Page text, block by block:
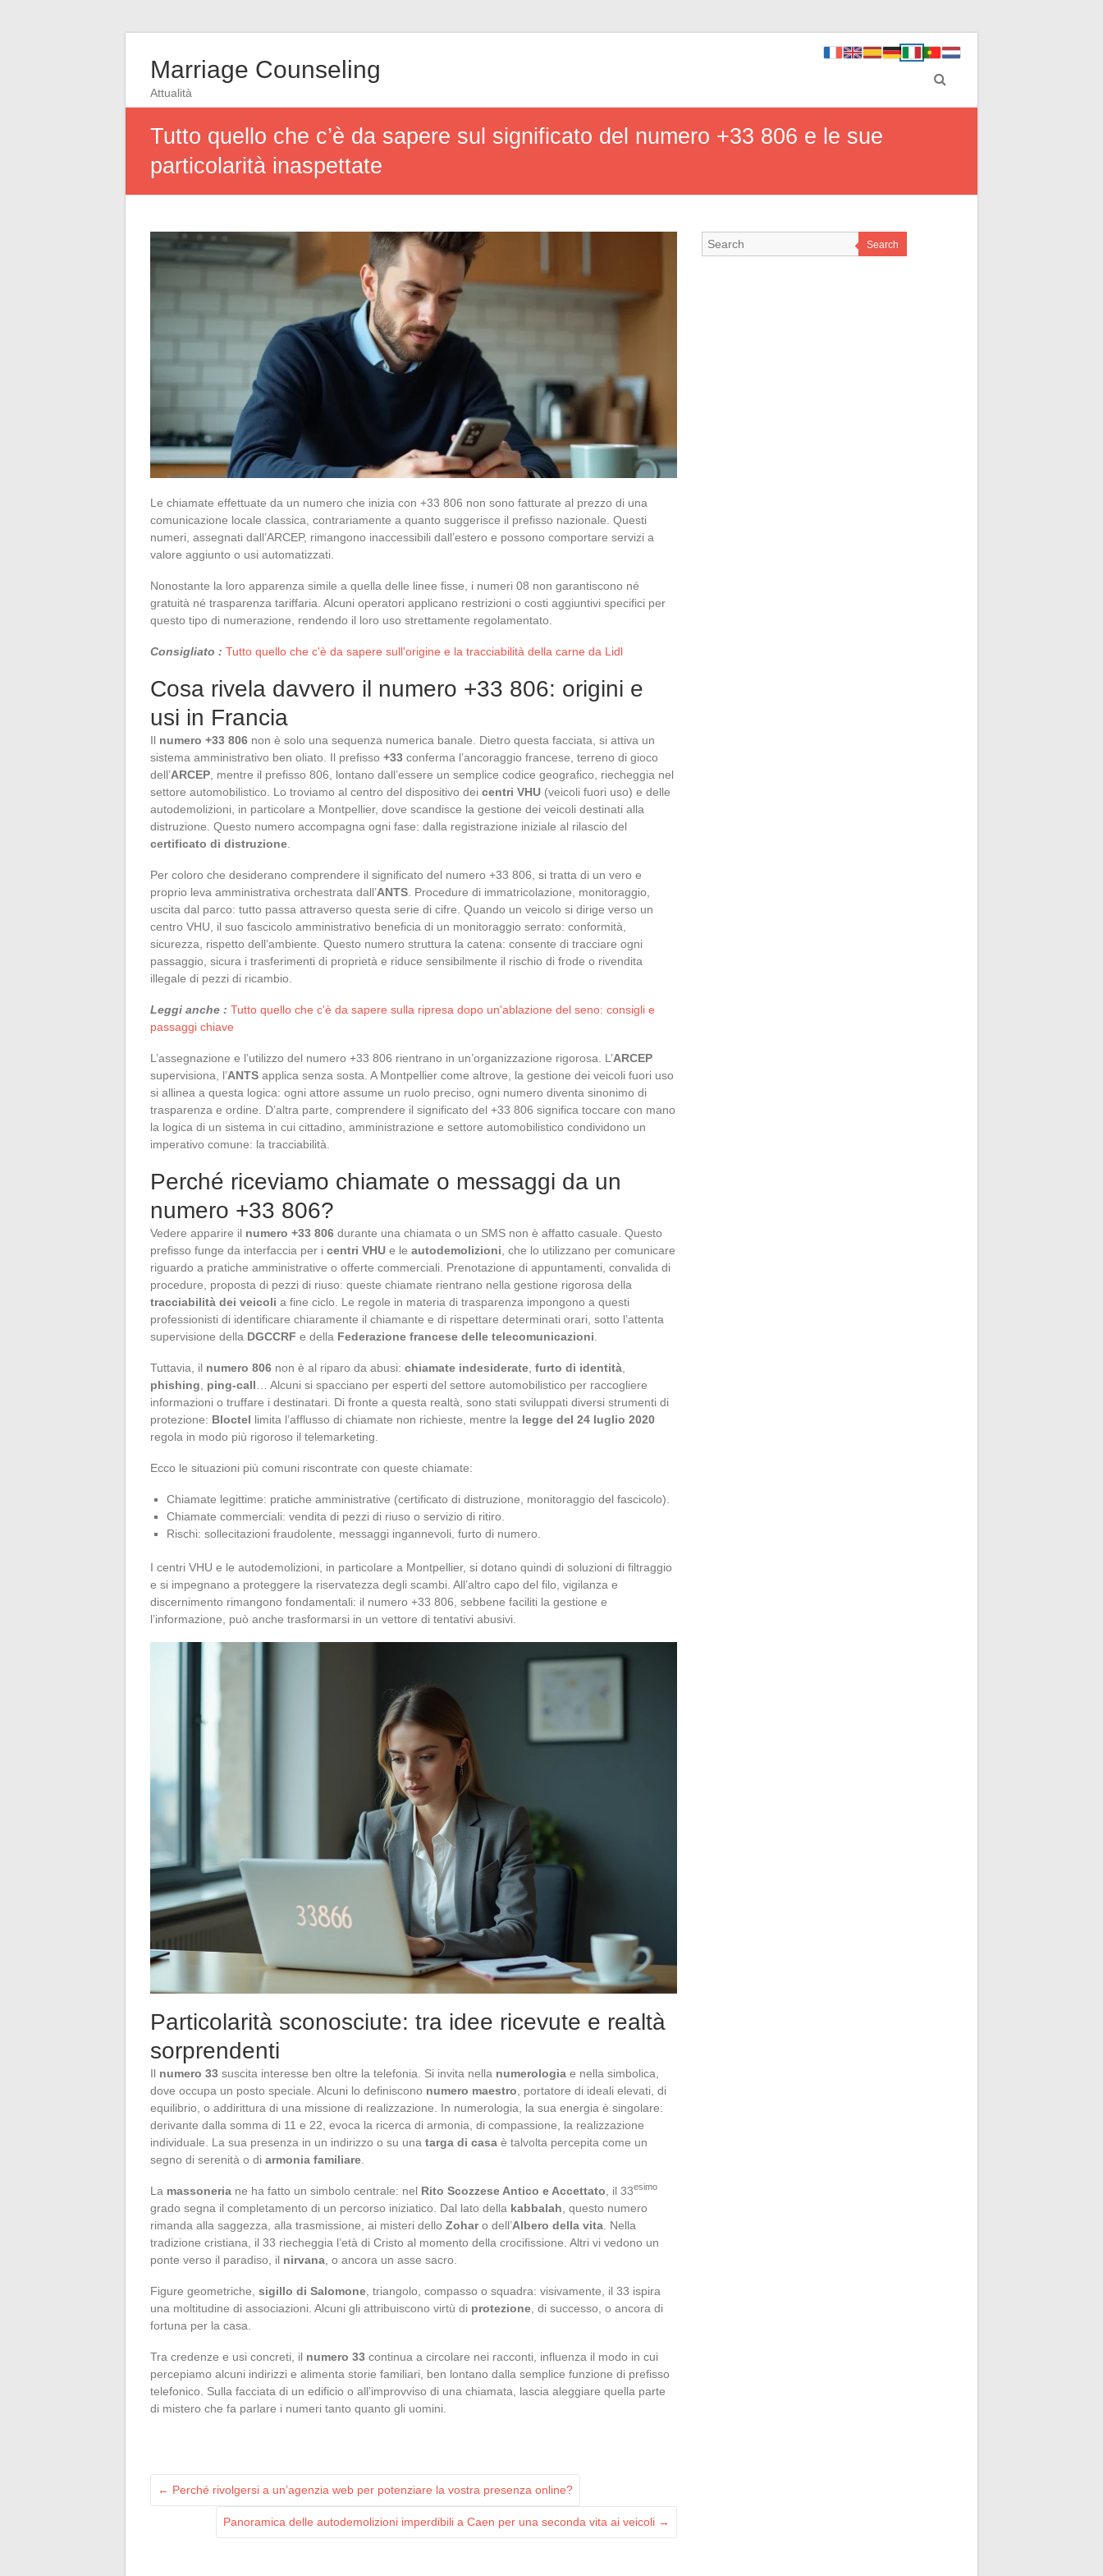
Marriage Counseling
Attualità
Tutto quello che c’è da sapere sul significato del numero +33 806 e le sue
particolarità inaspettate
Le chiamate effettuate da un numero che inizia con +33 806 non sono fatturate al prezzo di una
comunicazione locale classica, contrariamente a quanto suggerisce il prefisso nazionale. Questi
numeri, assegnati dall’ARCEP, rimangono inaccessibili dall’estero e possono comportare servizi a
valore aggiunto o usi automatizzati.
Nonostante la loro apparenza simile a quella delle linee fisse, i numeri 08 non garantiscono né
gratuità né trasparenza tariffaria. Alcuni operatori applicano restrizioni o costi aggiuntivi specifici per
questo tipo di numerazione, rendendo il loro uso strettamente regolamentato.
Consigliato : Tutto quello che c'è da sapere sull'origine e la tracciabilità della carne da Lidl
Cosa rivela davvero il numero +33 806: origini e
usi in Francia
Il numero +33 806 non è solo una sequenza numerica banale. Dietro questa facciata, si attiva un
sistema amministrativo ben oliato. Il prefisso +33 conferma l’ancoraggio francese, terreno di gioco
dell’ARCEP , mentre il prefisso 806, lontano dall’essere un semplice codice geografico, riecheggia nel
settore automobilistico. Lo troviamo al centro del dispositivo dei centri VHU (veicoli fuori uso) e delle
autodemolizioni, in particolare a Montpellier, dove scandisce la gestione dei veicoli destinati alla
distruzione. Questo numero accompagna ogni fase: dalla registrazione iniziale al rilascio del
certificato di distruzione
Per coloro che desiderano comprendere il significato del numero +33 806, si tratta di un vero e
proprio leva amministrativa orchestrata dall’ANTS . Procedure di immatricolazione, monitoraggio,
uscita dal parco: tutto passa attraverso questa serie di cifre. Quando un veicolo si dirige verso un
centro VHU, il suo fascicolo amministrativo beneficia di un monitoraggio serrato: conformità,
sicurezza, rispetto dell’ambiente. Questo numero struttura la catena: consente di tracciare ogni
passaggio, sicura i trasferimenti di proprietà e riduce sensibilmente il rischio di frode o rivendita
illegale di pezzi di ricambio.
Leggi anche : Tutto quello che c'è da sapere sulla ripresa dopo un'ablazione del seno: consigli e
passaggi chiave
L’assegnazione e l’utilizzo del numero +33 806 rientrano in un’organizzazione rigorosa. L’ARCEP
supervisiona, l’ANTS applica senza sosta. A Montpellier come altrove, la gestione dei veicoli fuori uso
si allinea a questa logica: ogni attore assume un ruolo preciso, ogni numero diventa sinonimo di
trasparenza e ordine. D’altra parte, comprendere il significato del +33 806 significa toccare con mano
la logica di un sistema in cui cittadino, amministrazione e settore automobilistico condividono un
imperativo comune: la tracciabilità.
Perché riceviamo chiamate o messaggi da un
numero +33 806?
Vedere apparire il numero +33 806 durante una chiamata o un SMS non è affatto casuale. Questo
prefisso funge da interfaccia per i centri VHU e le autodemolizioni , che lo utilizzano per comunicare
riguardo a pratiche amministrative o offerte commerciali. Prenotazione di appuntamenti, convalida di
procedure, proposta di pezzi di riuso: queste chiamate rientrano nella gestione rigorosa della
tracciabilità dei veicoli a fine ciclo. Le regole in materia di trasparenza impongono a questi
professionisti di identificare chiaramente il chiamante e di rispettare determinati orari, sotto l’attenta
supervisione della DGCCRF e della Federazione francese delle telecomunicazioni
Tuttavia, il numero 806 non è al riparo da abusi: chiamate indesiderate furto di identità
phishing
ping-call … Alcuni si spacciano per esperti del settore automobilistico per raccogliere
informazioni o truffare i destinatari. Di fronte a questa realtà, sono stati sviluppati diversi strumenti di
protezione: Bloctel limita l’afflusso di chiamate non richieste, mentre la legge del 24 luglio 2020
regola in modo più rigoroso il telemarketing.
Ecco le situazioni più comuni riscontrate con queste chiamate:
Chiamate legittime: pratiche amministrative (certificato di distruzione, monitoraggio del fascicolo).
Chiamate commerciali: vendita di pezzi di riuso o servizio di ritiro.
Rischi: sollecitazioni fraudolente, messaggi ingannevoli, furto di numero.
I centri VHU e le autodemolizioni, in particolare a Montpellier, si dotano quindi di soluzioni di filtraggio
e si impegnano a proteggere la riservatezza degli scambi. All’altro capo del filo, vigilanza e
discernimento rimangono fondamentali: il numero +33 806, sebbene faciliti la gestione e
l’informazione, può anche trasformarsi in un vettore di tentativi abusivi.
Particolarità sconosciute: tra idee ricevute e realtà
sorprendenti
Il numero 33 suscita interesse ben oltre la telefonia. Si invita nella numerologia e nella simbolica,
dove occupa un posto speciale. Alcuni lo definiscono numero maestro , portatore di ideali elevati, di
equilibrio, o addirittura di una missione di realizzazione. In numerologia, la sua energia è singolare:
derivante dalla somma di 11 e 22, evoca la ricerca di armonia, di compassione, la realizzazione
individuale. La sua presenza in un indirizzo o su una targa di casa è talvolta percepita come un
segno di serenità o di armonia familiare
La massoneria ne ha fatto un simbolo centrale: nel Rito Scozzese Antico e Accettato , il 33esimo
grado segna il completamento di un percorso iniziatico. Dal lato della kabbalah , questo numero
rimanda alla saggezza, alla trasmissione, ai misteri dello Zoharo dell’Albero della vita . Nella
tradizione cristiana, il 33 riecheggia l’età di Cristo al momento della crocifissione. Altri vi vedono un
ponte verso il paradiso, il nirvana , o ancora un asse sacro.
Figure geometriche, sigillo di Salomone , triangolo, compasso o squadra: visivamente, il 33 ispira
una moltitudine di associazioni. Alcuni gli attribuiscono virtù di protezione , di successo, o ancora di
fortuna per la casa.
Tra credenze e usi concreti, il numero 33 continua a circolare nei racconti, influenza il modo in cui
percepiamo alcuni indirizzi e alimenta storie familiari, ben lontano dalla semplice funzione di prefisso
telefonico. Sulla facciata di un edificio o all’improvviso di una chiamata, lascia aleggiare quella parte
di mistero che fa parlare i numeri tanto quanto gli uomini.
← Perché rivolgersi a un’agenzia web per potenziare la vostra presenza online?
Panoramica delle autodemolizioni imperdibili a Caen per una seconda vita ai veicoli →
Search